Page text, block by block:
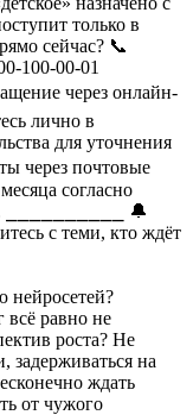
только в
сейчас? 📞
100-00-01
через онлайн-
лично в
для уточнения
через почтовые
согласно
⎯⎯⎯⎯⎯⎯⎯⎯⎯⎯ 🔔
с теми, кто ждёт
нейросетей?
всё равно не
роста? Не
задерживаться на
ждать
от чужого